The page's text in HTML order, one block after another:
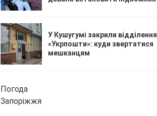
У Кушугумі закрили відділення
«Укрпошти»: куди звертатися
мешканцям
Погода
Запоріжжя